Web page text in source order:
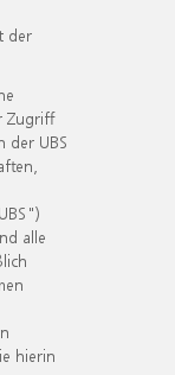
der
Zugriff
der UBS
alle
hierin